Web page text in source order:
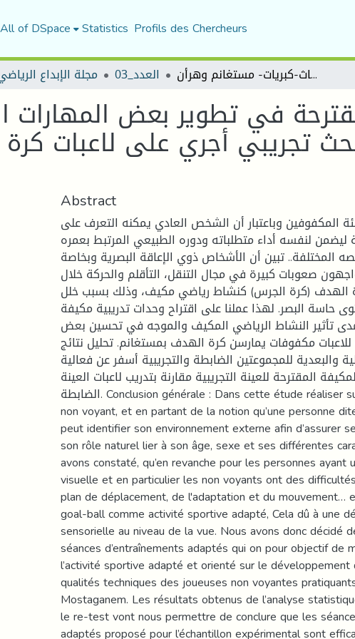
All of DSpace Statistics Profils des Chercheurs
مجلة الإبداع العدد_03 تأثير وحدات تدريبية مقترحة في تطوير بعض المهارات الأساسية لدى لاعبات كرة الهدف بحث تجريبي أجري على لاعبات كرة الهدف إناث-كبريات- مستغانم وهرأن.
في تطوير بعض المهارات
تجريبي أجري على لاعبات
Abstract
المكفوفين وباعتبار أن الشخص العادي يمكنه التعرف على
ليضمن لنفسه أداء متطلباته ودوره الطبيعي المرتبط بعمره
المختلفة.. تبين أن الأشخاص ذوي الإعاقة البصرية وبخاصة
صعوبات كبيرة في مجال التنقل، التأقلم والحركة خلال
الهدف (كرة الجرس) كنشاط رياضي مكيف، وذلك بسبب خلل
البصر. لهذا عملنا على اقتراح وحدات تدريبية مكيفة
تأثير النشاط الرياضي المكيف والموجه في تحسين بعض
للاعبات مكفوفات يمارسن كرة الهدف بمستغانم. تحليل نتائج
والبعدية للمجموعتين الضابطة والتجريبية أسفر عن فعالية
المقترحة للعينة التجريبية مقارنة بتدريب لاعبات العينة
الضابطة. Conclusion générale : Dans cette étude réaliser sur des personnes
non voyant, et en partant de la notion qu’une personne
peut identifier son environnement externe afin d’assurer
son rôle naturel lier à son âge, sexe et ses différentes
avons constaté, qu’en revanche pour les personnes ayant
visuelle et en particulier les non voyants ont des
plan de déplacement, de l'adaptation et du mouvement…
goal-ball comme activité sportive adapté, Cela dû à une
sensorielle au niveau de la vue. Nous avons donc décidé
séances d’entraînements adaptés qui on pour objectif de
l’activité sportive adapté et orienté sur le développement
qualités techniques des joueuses non voyantes
Mostaganem. Les résultats obtenus de l’analyse
le re-test vont nous permettre de conclure que les
adaptés proposé pour l’échantillon expérimental sont